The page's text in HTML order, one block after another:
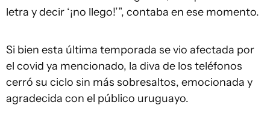
letra y decir ‘¡no llego!’”, contaba en ese momento.
Si bien esta última temporada se vio afectada por
el covid ya mencionado, la diva de los teléfonos
cerró su ciclo sin más sobresaltos, emocionada y
agradecida con el público uruguayo.